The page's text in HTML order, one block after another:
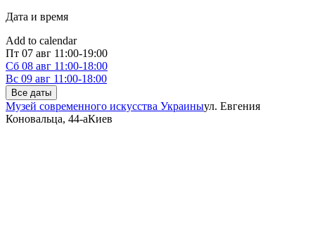
Дата и время
Add to calendar
Пт 07 авг 11:00-19:00
Сб 08 авг 11:00-18:00
Вс 09 авг 11:00-18:00
Все даты
Музей современного искусства Украиныул. Евгения
Коновальца, 44-аКиев